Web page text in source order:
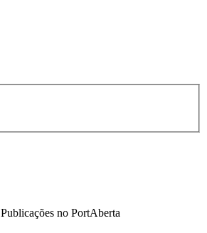
Publicações no PortAberta